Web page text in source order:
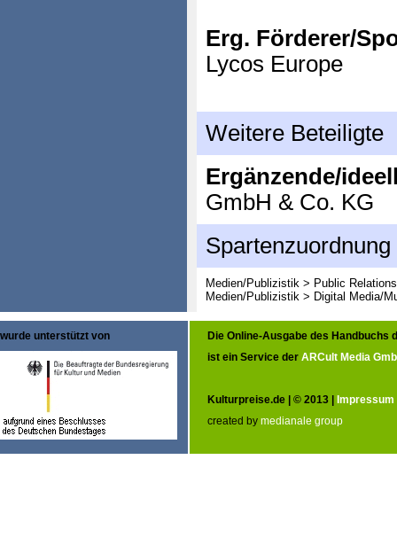
Erg. Förderer/
Lycos Europe
Weitere Beteiligte
Ergänzende/
GmbH & Co. KG
Spartenzuordnung
Medien/Publizistik > Public
Medien/Publizistik > Digital Media/
wurde unterstützt von
Die Online-Ausgabe des Handbuchs
ist ein Service der ARCult Media
Kulturpreise.de | © 2013 | Impressum
created by medianale group